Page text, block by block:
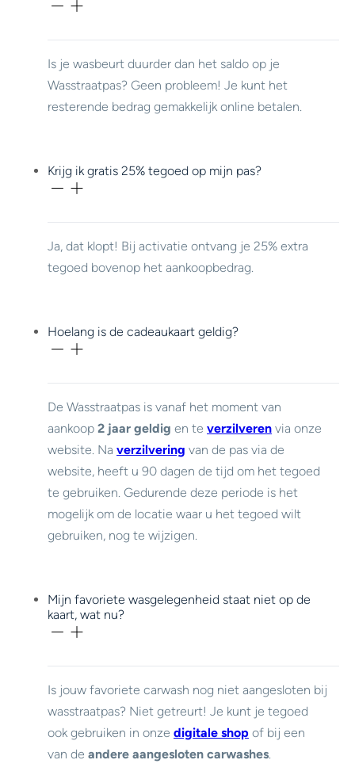
Is je wasbeurt duurder dan het saldo op je
Wasstraatpas? Geen probleem! Je kunt het
resterende bedrag gemakkelijk online betalen.
Krijg ik gratis 25% tegoed op mijn pas?
Ja, dat klopt! Bij activatie ontvang je 25% extra
tegoed bovenop het aankoopbedrag.
Hoelang is de cadeaukaart geldig?
De Wasstraatpas is vanaf het moment van
aankoop 2 jaar geldig en te verzilveren via onze
website. Na verzilvering van de pas via de
website, heeft u 90 dagen de tijd om het tegoed
te gebruiken. Gedurende deze periode is het
mogelijk om de locatie waar u het tegoed wilt
gebruiken, nog te wijzigen.
Mijn favoriete wasgelegenheid staat niet op de
kaart, wat nu?
Is jouw favoriete carwash nog niet aangesloten bij
wasstraatpas? Niet getreurt! Je kunt je tegoed
ook gebruiken in onze digitale shop of bij een
van de andere aangesloten carwashes